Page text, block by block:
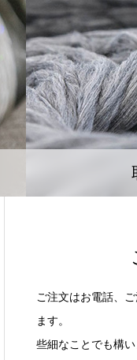
ご注文はお電話、
ます。
些細なことでも構